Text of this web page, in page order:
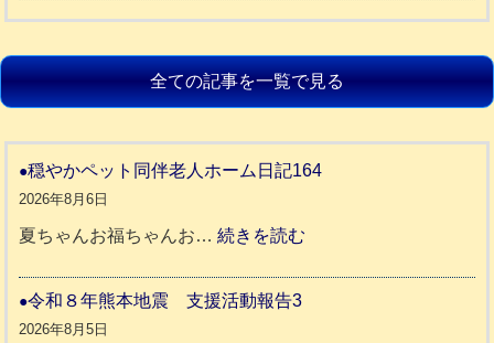
全ての記事を一覧で見る
穏やかペット同伴老人ホーム日記164
2026年8月6日
夏ちゃんお福ちゃんお…続きを読む
令和８年熊本地震 支援活動報告3
2026年8月5日